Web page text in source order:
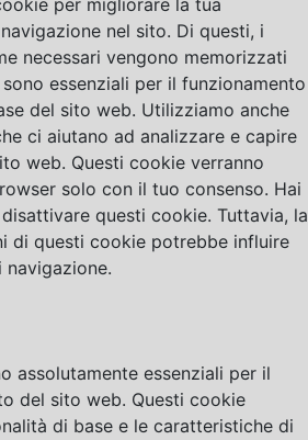
per migliorare la tua
nel sito. Di questi, i
necessari vengono memorizzati
essenziali per il funzionamento
del sito web. Utilizziamo anche
ci aiutano ad analizzare e capire
web. Questi cookie verranno
solo con il tuo consenso. Hai
questi cookie. Tuttavia, la
di questi cookie potrebbe influire
navigazione.
assolutamente essenziali per il
del sito web. Questi cookie
di base e le caratteristiche di